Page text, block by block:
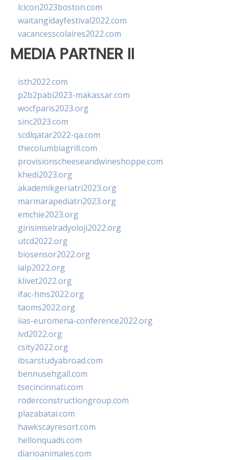
lcicon2023boston.com
waitangidayfestival2022.com
vacancesscolaires2022.com
MEDIA PARTNER II
isth2022.com
p2b2pabi2023-makassar.com
wocfparis2023.org
sinc2023.com
scdlqatar2022-qa.com
thecolumbiagrill.com
provisionscheeseandwineshoppe.com
khedi2023.org
akademikgeriatri2023.org
marmarapediatri2023.org
emchie2023.org
girisimselradyoloji2022.org
utcd2022.org
biosensor2022.org
ialp2022.org
klivet2022.org
ifac-hms2022.org
taoms2022.org
iias-euromena-conference2022.org
ivd2022.org
csity2022.org
ibsarstudyabroad.com
bennusehgall.com
tsecincinnati.com
roderconstructiongroup.com
plazabatai.com
hawkscayresort.com
hellonquads.com
diarioanimales.com